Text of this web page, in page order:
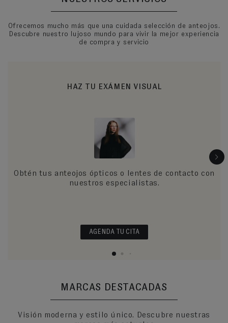
Ofrecemos mucho más que una cuidada selección de anteojos.
Descubre nuestro lujoso mundo para vivir la mejor experiencia
de compra y servicio
HAZ TU EXÁMEN VISUAL
Obtén tus anteojos ópticos o lentes de contacto con
nuestros especialistas.
AGENDA TU CITA
MARCAS DESTACADAS
Visión moderna y estilo único. Descubre nuestras